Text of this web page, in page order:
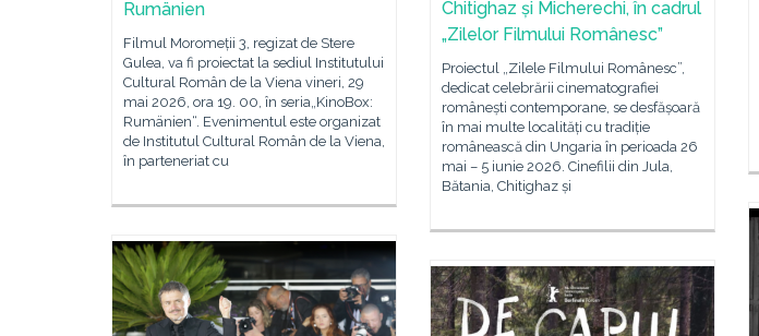
Rumänien
Filmul Moromeții 3, regizat de Stere
Gulea, va fi proiectat la sediul Institutului
Cultural Român de la Viena vineri, 29
mai 2026, ora 19. 00, în seria„KinoBox:
Rumänien“. Evenimentul este organizat
de Institutul Cultural Român de la Viena,
în parteneriat cu
Chitighaz și Micherechi, în cadrul
„Zilelor Filmului Românesc”
Proiectul „Zilele Filmului Românesc”,
dedicat celebrării cinematografiei
românești contemporane, se desfășoară
în mai multe localități cu tradiție
românească din Ungaria în perioada 26
mai – 5 iunie 2026. Cinefilii din Jula,
Bătania, Chitighaz și